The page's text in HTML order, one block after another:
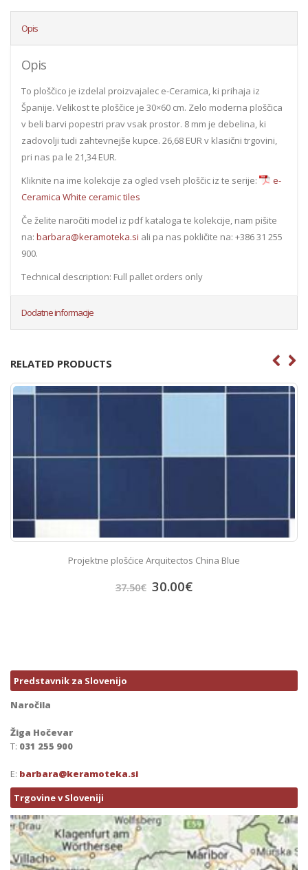
Opis
Opis
To ploščico je izdelal proizvajalec e-Ceramica, ki prihaja iz
Španije. Velikost te ploščice je 30×60 cm. Zelo moderna ploščica
v beli barvi popestri prav vsak prostor. 8 mm je debelina, ki
zadovolji tudi zahtevnejše kupce. 26,68 EUR v klasični trgovini,
pri nas pa le 21,34 EUR.
Kliknite na ime kolekcije za ogled vseh ploščic iz te serije:
e-
Ceramica White ceramic tiles
Če želite naročiti model iz pdf kataloga te kolekcije, nam pišite
na: barbara@keramoteka.si ali pa nas pokličite na: +386 31 255
900.
Technical description: Full pallet orders only
Dodatne informacije
RELATED PRODUCTS
Projektne plošćice Arquitectos China Blue
37.50€ 30.00€
Predstavnik za Slovenijo
Naročila
Žiga Hočevar
T: 031 255 900
E: barbara@keramoteka.si
Trgovine v Sloveniji